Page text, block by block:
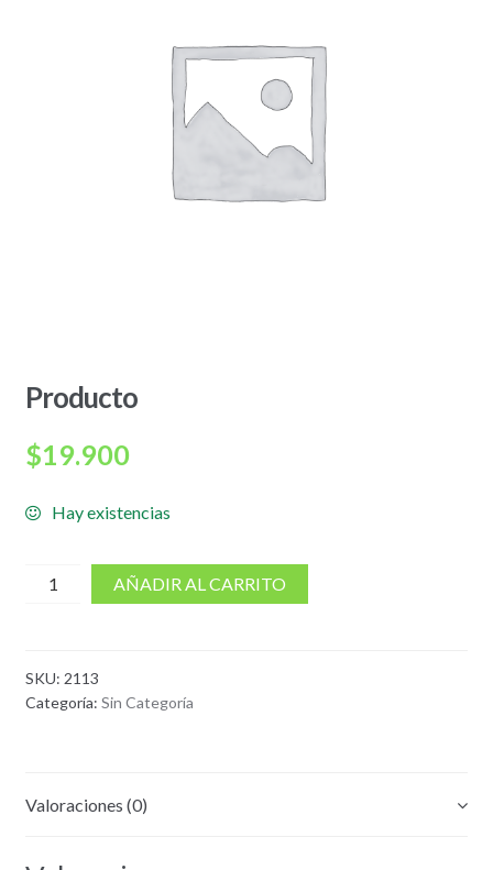
Producto
$19.900
Hay existencias
cantidad
AÑADIR AL CARRITO
SKU: 2113
Categoría: Sin Categoría
Valoraciones (0)